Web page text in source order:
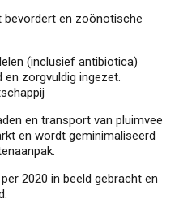
bevordert en zoönotische
(inclusief antibiotica)
zorgvuldig ingezet.
en transport van pluimvee
en wordt geminimaliseerd
2020 in beeld gebracht en